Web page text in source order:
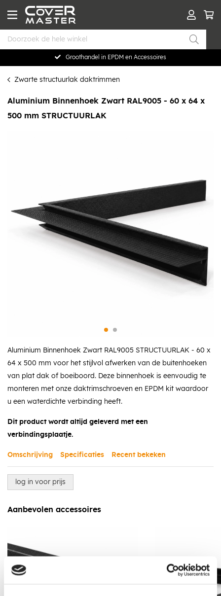
Groothandel in EPDM en Accessoires
Zwarte structuurlak daktrimmen
Aluminium Binnenhoek Zwart RAL9005 - 60 x 64 x
500 mm STRUCTUURLAK
Aluminium Binnenhoek Zwart RAL9005 STRUCTUURLAK - 60 x
64 x 500 mm voor het stijlvol afwerken van de buitenhoeken
van plat dak of boeiboord. Deze binnenhoek is eenvoudig te
monteren met onze daktrimschroeven en EPDM kit waardoor
u een waterdichte verbinding heeft.
Dit product wordt altijd geleverd met een
verbindingsplaatje.
Omschrijving Specificaties Recent bekeken
log in voor prijs
Aanbevolen accessoires